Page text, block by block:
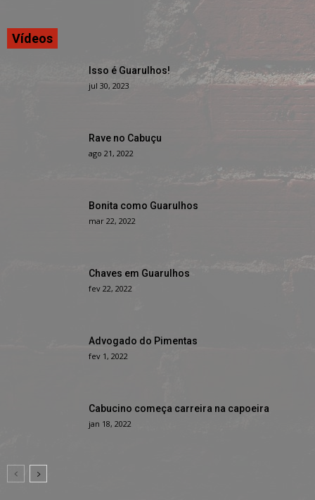
Vídeos
Isso é Guarulhos!
jul 30, 2023
Rave no Cabuçu
ago 21, 2022
Bonita como Guarulhos
mar 22, 2022
Chaves em Guarulhos
fev 22, 2022
Advogado do Pimentas
fev 1, 2022
Cabucino começa carreira na capoeira
jan 18, 2022